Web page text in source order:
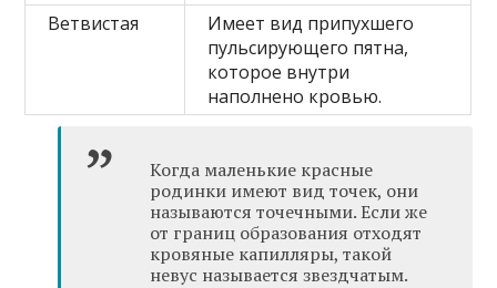
Ветвистая
Имеет вид припухшего
пульсирующего пятна,
которое внутри
наполнено кровью.
Когда маленькие красные
родинки имеют вид точек, они
называются точечными. Если же
от границ образования отходят
кровяные капилляры, такой
невус называется звездчатым.